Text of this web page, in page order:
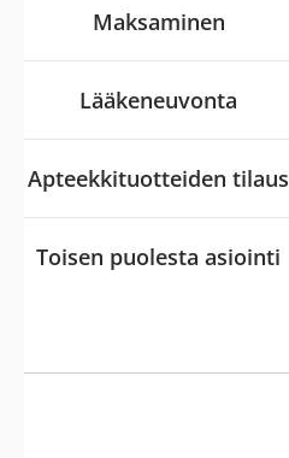
Maksaminen
Lääkeneuvonta
Apteekkituotteiden tilaus
Toisen puolesta asiointi